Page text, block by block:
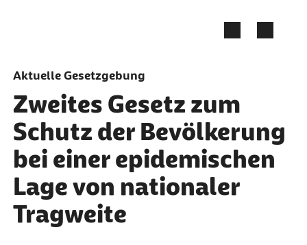
Aktuelle Gesetzgebung
Zweites Gesetz zum
Schutz der Bevölkerung
bei einer epidemischen
Lage von nationaler
Tragweite